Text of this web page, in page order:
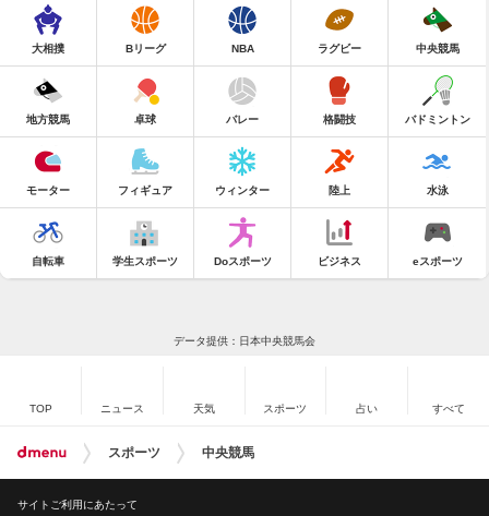
大相撲 Bリーグ NBA ラグビー 中央競馬
地方競馬 卓球 バレー 格闘技 バドミントン
モーター フィギュア ウィンター 陸上 水泳
自転車 学生スポーツ Doスポーツ ビジネス eスポーツ
データ提供：日本中央競馬会
TOP ニュース 天気 スポーツ 占い すべて
スポーツ 中央競馬
サイトご利用にあたって